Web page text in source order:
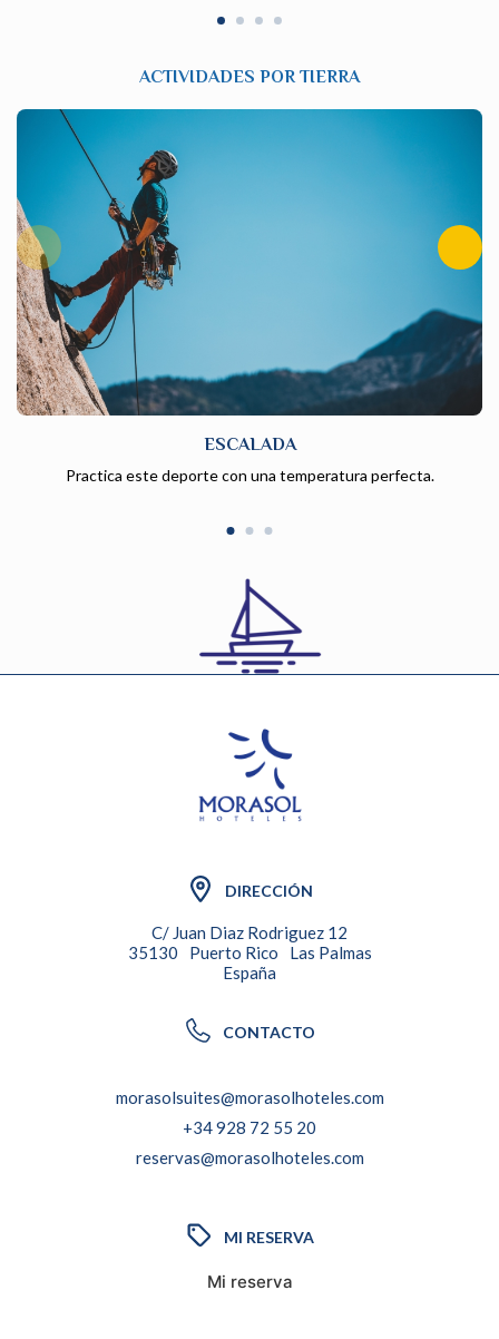
ACTIVIDADES POR TIERRA
ESCALADA
Practica este deporte con una temperatura perfecta.
DIRECCIÓN
C/ Juan Diaz Rodriguez 12
35130
Puerto Rico
Las Palmas
España
CONTACTO
morasolsuites@morasolhoteles.com
+34 928 72 55 20
reservas@morasolhoteles.com
MI RESERVA
Mi reserva